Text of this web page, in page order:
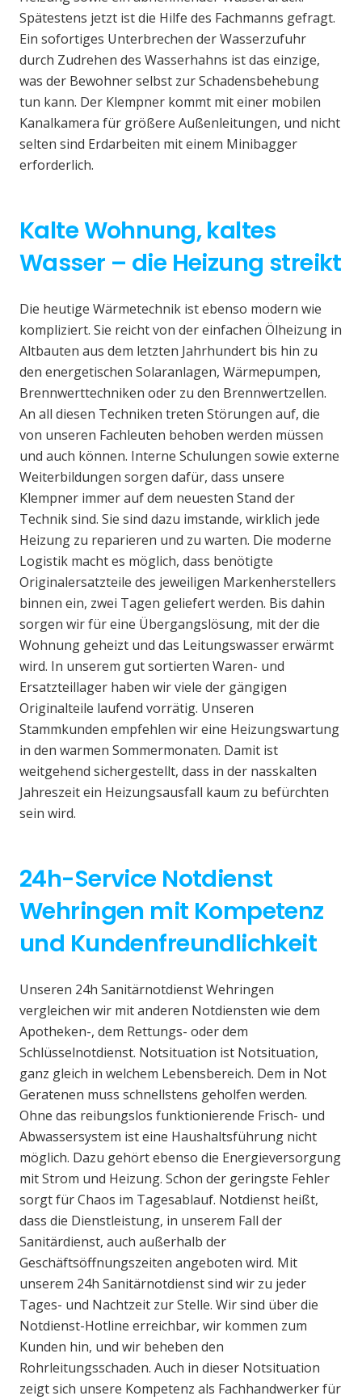
Spätestens jetzt ist die Hilfe des Fachmanns gefragt.
Ein sofortiges Unterbrechen der Wasserzufuhr
durch Zudrehen des Wasserhahns ist das einzige,
was der Bewohner selbst zur Schadensbehebung
tun kann. Der Klempner kommt mit einer mobilen
Kanalkamera für größere Außenleitungen, und nicht
selten sind Erdarbeiten mit einem Minibagger
erforderlich.
Kalte Wohnung, kaltes
Wasser – die Heizung streikt
Die heutige Wärmetechnik ist ebenso modern wie
kompliziert. Sie reicht von der einfachen Ölheizung in
Altbauten aus dem letzten Jahrhundert bis hin zu
den energetischen Solaranlagen, Wärmepumpen,
Brennwerttechniken oder zu den Brennwertzellen.
An all diesen Techniken treten Störungen auf, die
von unseren Fachleuten behoben werden müssen
und auch können. Interne Schulungen sowie externe
Weiterbildungen sorgen dafür, dass unsere
Klempner immer auf dem neuesten Stand der
Technik sind. Sie sind dazu imstande, wirklich jede
Heizung zu reparieren und zu warten. Die moderne
Logistik macht es möglich, dass benötigte
Originalersatzteile des jeweiligen Markenherstellers
binnen ein, zwei Tagen geliefert werden. Bis dahin
sorgen wir für eine Übergangslösung, mit der die
Wohnung geheizt und das Leitungswasser erwärmt
wird. In unserem gut sortierten Waren- und
Ersatzteillager haben wir viele der gängigen
Originalteile laufend vorrätig. Unseren
Stammkunden empfehlen wir eine Heizungswartung
in den warmen Sommermonaten. Damit ist
weitgehend sichergestellt, dass in der nasskalten
Jahreszeit ein Heizungsausfall kaum zu befürchten
sein wird.
24h-Service Notdienst
Wehringen mit Kompetenz
und Kundenfreundlichkeit
Unseren 24h Sanitärnotdienst Wehringen
vergleichen wir mit anderen Notdiensten wie dem
Apotheken-, dem Rettungs- oder dem
Schlüsselnotdienst. Notsituation ist Notsituation,
ganz gleich in welchem Lebensbereich. Dem in Not
Geratenen muss schnellstens geholfen werden.
Ohne das reibungslos funktionierende Frisch- und
Abwassersystem ist eine Haushaltsführung nicht
möglich. Dazu gehört ebenso die Energieversorgung
mit Strom und Heizung. Schon der geringste Fehler
sorgt für Chaos im Tagesablauf. Notdienst heißt,
dass die Dienstleistung, in unserem Fall der
Sanitärdienst, auch außerhalb der
Geschäftsöffnungszeiten angeboten wird. Mit
unserem 24h Sanitärnotdienst sind wir zu jeder
Tages- und Nachtzeit zur Stelle. Wir sind über die
Notdienst-Hotline erreichbar, wir kommen zum
Kunden hin, und wir beheben den
Rohrleitungsschaden. Auch in dieser Notsituation
zeigt sich unsere Kompetenz als Fachhandwerker für